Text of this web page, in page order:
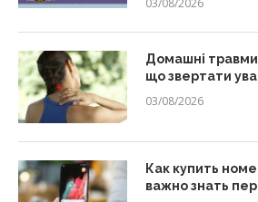
03/08/2026
Домашні травми
що звертати
03/08/2026
Как купить
важно знать